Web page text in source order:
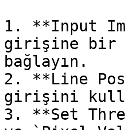
1. **Input
girişine bir
bağlayın.
2. **Line
girişini
3. **Set